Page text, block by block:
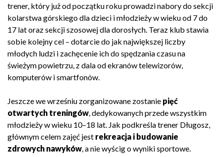
trener, który już od początku roku prowadzi nabory do sekcji
kolarstwa górskiego dla dzieci i młodzieży w wieku od 7 do
17 lat oraz sekcji szosowej dla dorosłych. Teraz klub stawia
sobie kolejny cel – dotarcie do jak największej liczby
młodych ludzi i zachęcenie ich do spędzania czasu na
świeżym powietrzu, z dala od ekranów telewizorów,
komputerów i smartfonów.
Jeszcze we wrześniu zorganizowane zostanie pięć
otwartych treningów , dedykowanych przede wszystkim
młodzieży w wieku 10–18 lat. Jak podkreśla trener Długosz,
głównym celem zajęć jest rekreacja i budowanie
zdrowych nawyków , a nie wyścig o wyniki sportowe.